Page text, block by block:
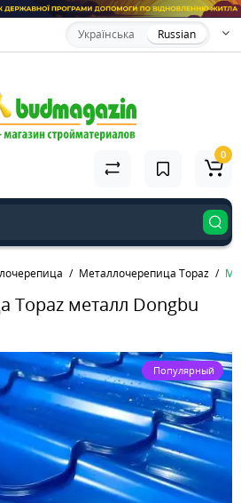
Українська Russian
0
Металлочерепица Topaz
Topaz металл Dongbu
Популярный